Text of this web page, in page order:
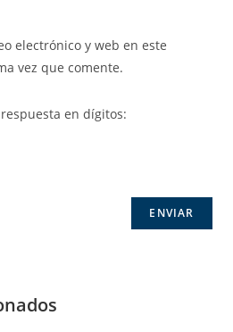
electrónico y web en este
vez que comente.
en dígitos: